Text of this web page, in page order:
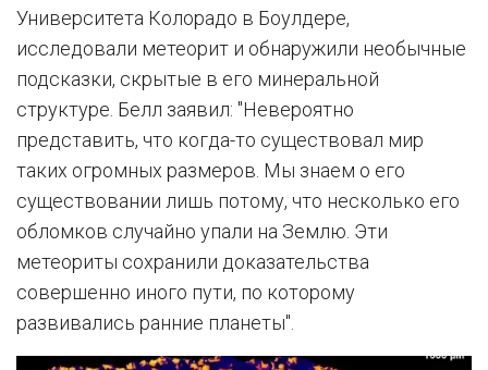
Университета Колорадо в Боулдере,
исследовали метеорит и обнаружили необычные
подсказки, скрытые в его минеральной
структуре. Белл заявил: "Невероятно
представить, что когда-то существовал мир
таких огромных размеров. Мы знаем о его
существовании лишь потому, что несколько его
обломков случайно упали на Землю. Эти
метеориты сохранили доказательства
совершенно иного пути, по которому
развивались ранние планеты".